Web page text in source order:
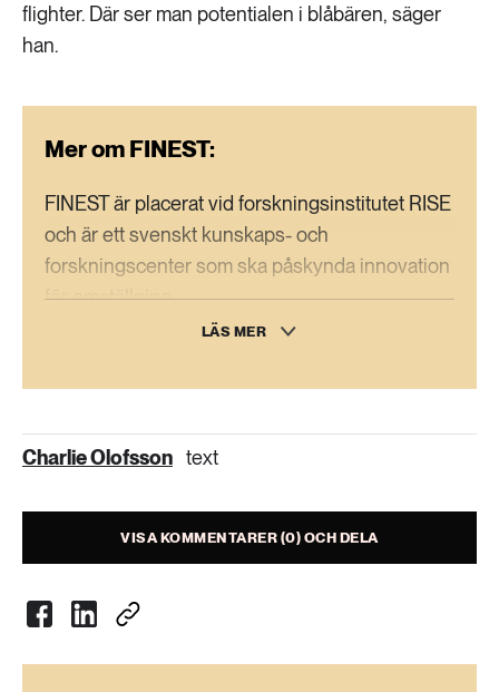
flighter. Där ser man potentialen i blåbären, säger
han.
Mer om FINEST:
FINEST är placerat vid forskningsinstitutet RISE
och är ett svenskt kunskaps- och
forskningscenter som ska påskynda innovation
för omställning.
radikal förändring i livsmedelssystemet.
Svenska skogsbär. Fokus är att producera
som alla ska få ta del av. Syftet är att bygga en
LÄS MER
Charlie Olofsson text
VISA KOMMENTARER (0) OCH DELA